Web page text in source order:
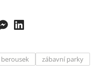
berousek zábavní parky